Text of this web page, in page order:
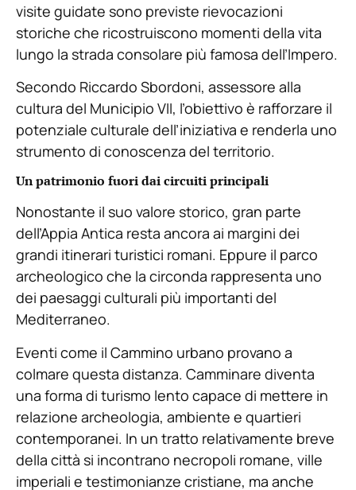
visite guidate sono previste rievocazioni
storiche che ricostruiscono momenti della vita
lungo la strada consolare più famosa dell’Impero.
Secondo Riccardo Sbordoni, assessore alla
cultura del Municipio VII, l’obiettivo è rafforzare il
potenziale culturale dell’iniziativa e renderla uno
strumento di conoscenza del territorio.
Un patrimonio fuori dai circuiti principali
Nonostante il suo valore storico, gran parte
dell’Appia Antica resta ancora ai margini dei
grandi itinerari turistici romani. Eppure il parco
archeologico che la circonda rappresenta uno
dei paesaggi culturali più importanti del
Mediterraneo.
Eventi come il Cammino urbano provano a
colmare questa distanza. Camminare diventa
una forma di turismo lento capace di mettere in
relazione archeologia, ambiente e quartieri
contemporanei. In un tratto relativamente breve
della città si incontrano necropoli romane, ville
imperiali e testimonianze cristiane, ma anche